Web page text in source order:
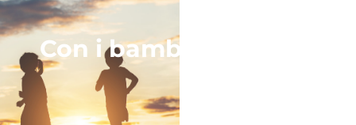
Con i bambini afghani